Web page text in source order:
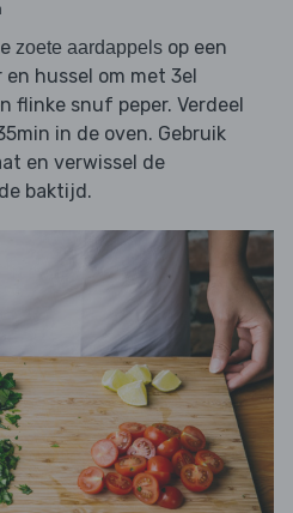
zoete aardappels op een
hussel om met 3el
flinke snuf peper. Verdeel
in de oven. Gebruik
en verwissel de
baktijd.